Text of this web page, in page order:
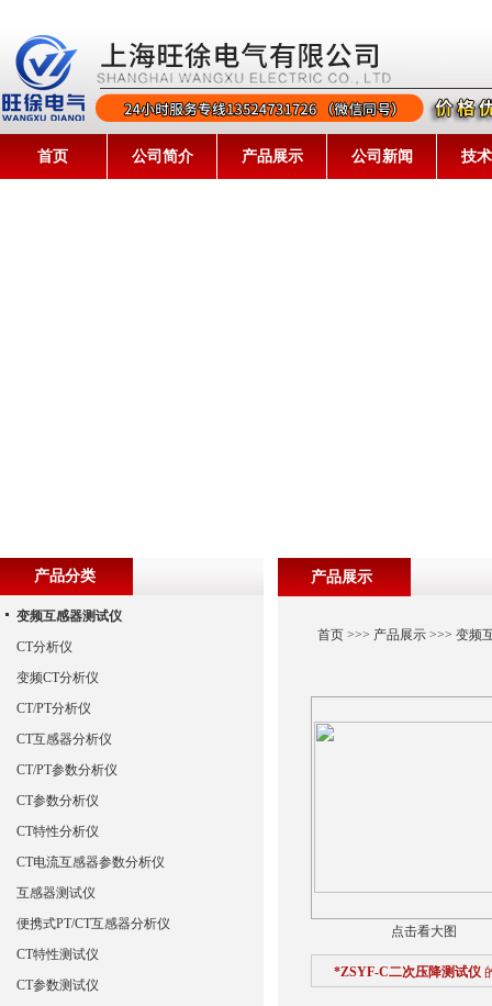
首页 公司简介 产品展示 公司新闻 技
产品展示
首页>>> 产品展示>>> 变频
点击看大图
*ZSYF-C二次压降测试仪
产品分类
变频互感器测试仪
CT分析仪
变频CT分析仪
CT/PT分析仪
CT互感器分析仪
CT/PT参数分析仪
CT参数分析仪
CT特性分析仪
CT电流互感器参数分析仪
互感器测试仪
便携式PT/CT互感器分析仪
CT特性测试仪
CT参数测试仪